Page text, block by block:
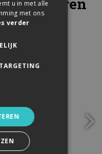
u in met alle
met ons
verder
TARGETING